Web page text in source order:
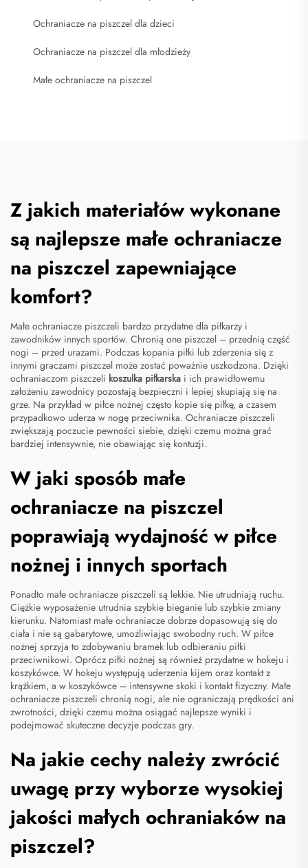
Ochraniacze na piszczel dla dzieci
Ochraniacze na piszczel dla młodzieży
Małe ochraniacze na piszczel
Z jakich materiałów wykonane
są najlepsze małe ochraniacze
na piszczel zapewniające
komfort?
Małe ochraniacze piszczeli bardzo przydatne dla piłkarzy i
zawodników innych sportów. Chronią one piszczel – przednią część
nogi – przed urazami. Podczas kopania piłki lub zderzenia się z
innymi graczami piszczel może zostać poważnie uszkodzona. Dzięki
ochraniaczom piszczeli koszulka piłkarska i ich prawidłowemu
założeniu zawodnicy pozostają bezpieczni i lepiej skupiają się na
grze. Na przykład w piłce nożnej często kopie się piłkę, a czasem
przypadkowo uderza w nogę przeciwnika. Ochraniacze piszczeli
zwiększają poczucie pewności siebie, dzięki czemu można grać
bardziej intensywnie, nie obawiając się kontuzji.
W jaki sposób małe
ochraniacze na piszczel
poprawiają wydajność w piłce
nożnej i innych sportach
Ponadto małe ochraniacze piszczeli są lekkie. Nie utrudniają ruchu.
Ciężkie wyposażenie utrudnia szybkie bieganie lub szybkie zmiany
kierunku. Natomiast małe ochraniacze dobrze dopasowują się do
ciała i nie są gabarytowe, umożliwiając swobodny ruch. W piłce
nożnej sprzyja to zdobywaniu bramek lub odbieraniu piłki
przeciwnikowi. Oprócz piłki nożnej są również przydatne w hokeju i
koszykówce. W hokeju występują uderzenia kijem oraz kontakt z
krążkiem, a w koszykówce – intensywne skoki i kontakt fizyczny. Małe
ochraniacze piszczeli chronią nogi, ale nie ograniczają prędkości ani
zwrotności, dzięki czemu można osiągać najlepsze wyniki i
podejmować skuteczne decyzje podczas gry.
Na jakie cechy należy zwrócić
uwagę przy wyborze wysokiej
jakości małych ochraniaków na
piszczel?